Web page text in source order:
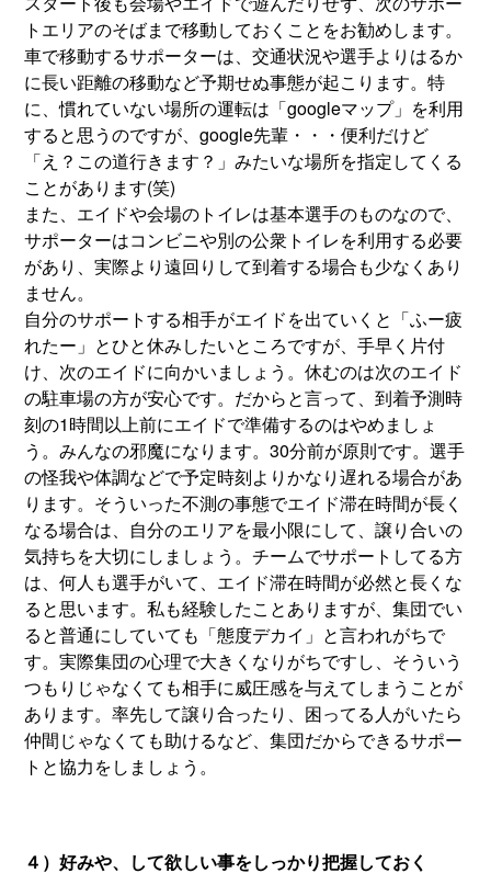
トエリアのそばまで移動しておくことをお勧めします。
車で移動するサポーターは、交通状況や選手よりはるか
に長い距離の移動など予期せぬ事態が起こります。特
に、慣れていない場所の運転は「googleマップ」を利用
すると思うのですが、google先輩・・・便利だけど
「え？この道行きます？」みたいな場所を指定してくる
ことがあります(笑)
また、エイドや会場のトイレは基本選手のものなので、
サポーターはコンビニや別の公衆トイレを利用する必要
があり、実際より遠回りして到着する場合も少なくあり
ません。
自分のサポートする相手がエイドを出ていくと「ふー疲
れたー」とひと休みしたいところですが、手早く片付
け、次のエイドに向かいましょう。休むのは次のエイド
の駐車場の方が安心です。だからと言って、到着予測時
刻の1時間以上前にエイドで準備するのはやめましょ
う。みんなの邪魔になります。30分前が原則です。選手
の怪我や体調などで予定時刻よりかなり遅れる場合があ
ります。そういった不測の事態でエイド滞在時間が長く
なる場合は、自分のエリアを最小限にして、譲り合いの
気持ちを大切にしましょう。チームでサポートしてる方
は、何人も選手がいて、エイド滞在時間が必然と長くな
ると思います。私も経験したことありますが、集団でい
ると普通にしていても「態度デカイ」と言われがちで
す。実際集団の心理で大きくなりがちですし、そういう
つもりじゃなくても相手に威圧感を与えてしまうことが
あります。率先して譲り合ったり、困ってる人がいたら
仲間じゃなくても助けるなど、集団だからできるサポー
トと協力をしましょう。
４）好みや、して欲しい事をしっかり把握しておく